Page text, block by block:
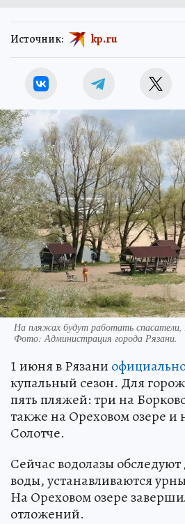
Источник: kp.ru
На пляжах будут работать спасатели,
Фото: Администрация города Рязани.
1 июня в Рязани
купальный сезон. Для
пять пляжей: три на
также на Ореховом озере и
Солотче.
Сейчас водолазы
воды, устанавливаются
На Ореховом озере
отложений.